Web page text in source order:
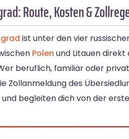
Route, Kosten &
ist unter den vier
Polen und Litauen
beruflich, familiär oder
Zollanmeldung des
begleiten dich von der